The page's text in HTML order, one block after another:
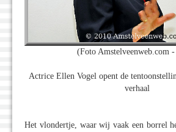
(Foto Amstelveenweb.com
Actrice Ellen Vogel opent de
verhaal
Het vlondertje, waar wij vaak een borrel